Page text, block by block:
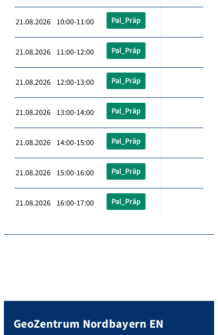
21.08.2026 10:00-11:00 Pal_Präp
21.08.2026 11:00-12:00 Pal_Präp
21.08.2026 12:00-13:00 Pal_Präp
21.08.2026 13:00-14:00 Pal_Präp
21.08.2026 14:00-15:00 Pal_Präp
21.08.2026 15:00-16:00 Pal_Präp
21.08.2026 16:00-17:00 Pal_Präp
GeoZentrum Nordbayern EN